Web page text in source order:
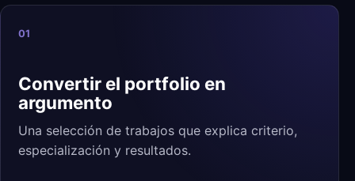
01
Convertir el portfolio en
argumento
Una selección de trabajos que explica criterio,
especialización y resultados.